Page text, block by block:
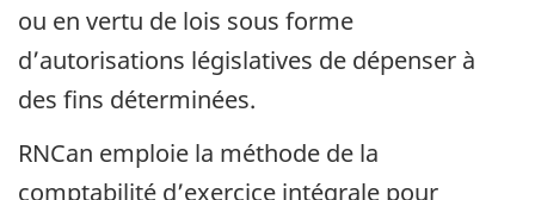
ou en vertu de lois sous forme
d’autorisations législatives de dépenser à
des fins déterminées.
RNCan emploie la méthode de la
comptabilité d’exercice intégrale pour